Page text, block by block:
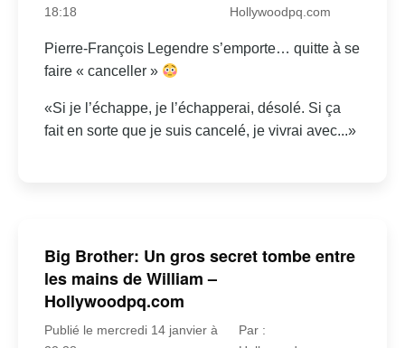
18:18
Hollywoodpq.com
Pierre-François Legendre s’emporte… quitte à se
faire « canceller »
«Si je l’échappe, je l’échapperai, désolé. Si ça
fait en sorte que je suis cancelé, je vivrai avec...»
Big Brother: Un gros secret tombe entre
les mains de William –
Hollywoodpq.com
Publié le mercredi 14 janvier à
Par :